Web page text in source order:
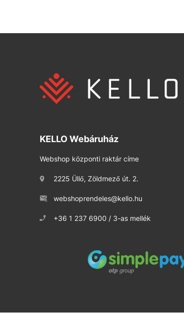
KELLO Webáruház
Webshop központi raktár címe
2225 Üllő, Zöldmező út. 2.
webshoprendeles@kello.hu
+36 1 237 6900 / 3-as mellék